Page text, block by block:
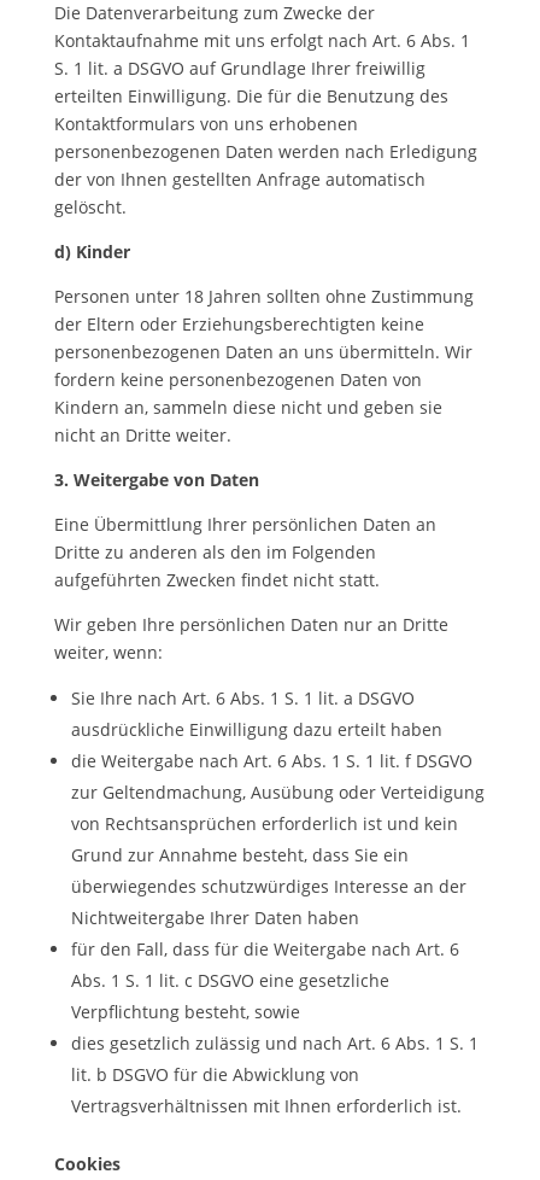
Die Datenverarbeitung zum Zwecke der
Kontaktaufnahme mit uns erfolgt nach Art. 6 Abs. 1
S. 1 lit. a DSGVO auf Grundlage Ihrer freiwillig
erteilten Einwilligung. Die für die Benutzung des
Kontaktformulars von uns erhobenen
personenbezogenen Daten werden nach Erledigung
der von Ihnen gestellten Anfrage automatisch
gelöscht.
d) Kinder
Personen unter 18 Jahren sollten ohne Zustimmung
der Eltern oder Erziehungsberechtigten keine
personenbezogenen Daten an uns übermitteln. Wir
fordern keine personenbezogenen Daten von
Kindern an, sammeln diese nicht und geben sie
nicht an Dritte weiter.
3. Weitergabe von Daten
Eine Übermittlung Ihrer persönlichen Daten an
Dritte zu anderen als den im Folgenden
aufgeführten Zwecken findet nicht statt.
Wir geben Ihre persönlichen Daten nur an Dritte
weiter, wenn:
Sie Ihre nach Art. 6 Abs. 1 S. 1 lit. a DSGVO
ausdrückliche Einwilligung dazu erteilt haben
die Weitergabe nach Art. 6 Abs. 1 S. 1 lit. f DSGVO
zur Geltendmachung, Ausübung oder Verteidigung
von Rechtsansprüchen erforderlich ist und kein
Grund zur Annahme besteht, dass Sie ein
überwiegendes schutzwürdiges Interesse an der
Nichtweitergabe Ihrer Daten haben
für den Fall, dass für die Weitergabe nach Art. 6
Abs. 1 S. 1 lit. c DSGVO eine gesetzliche
Verpflichtung besteht, sowie
dies gesetzlich zulässig und nach Art. 6 Abs. 1 S. 1
lit. b DSGVO für die Abwicklung von
Vertragsverhältnissen mit Ihnen erforderlich ist.
Cookies